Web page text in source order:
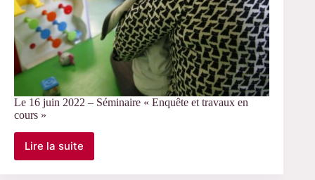
Le 16 juin 2022 – Séminaire « Enquête et travaux en
cours »
Lire la suite
Le